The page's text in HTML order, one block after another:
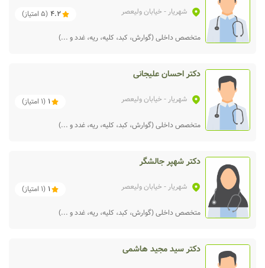
شهریار - خیابان ولیعصر 4.2
(
5 امتیاز)
متخصص داخلی (گوارش، کبد، کلیه، ریه، غدد و ...)
دکتر احسان علیجانی
شهریار - خیابان ولیعصر 1
(
1 امتیاز)
متخصص داخلی (گوارش، کبد، کلیه، ریه، غدد و ...)
دکتر شهپر جالشگر
شهریار - خیابان ولیعصر 1
(
1 امتیاز)
متخصص داخلی (گوارش، کبد، کلیه، ریه، غدد و ...)
دکتر سید مجید هاشمی